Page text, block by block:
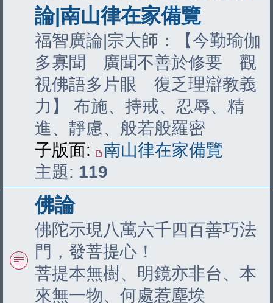
論|南山律在家備覽
福智廣論|宗大師：【今勤瑜伽
多寡聞 廣聞不善於修要 觀
視佛語多片眼 復乏理辯教義
力】 布施、持戒、忍辱、精
進、靜慮、般若般羅密
子版面:
南山律在家備覽
主題: 119
佛論
佛陀示現八萬六千四百善巧法
門，發菩提心！
菩提本無樹、明鏡亦非台、本
來無一物、何處惹塵埃